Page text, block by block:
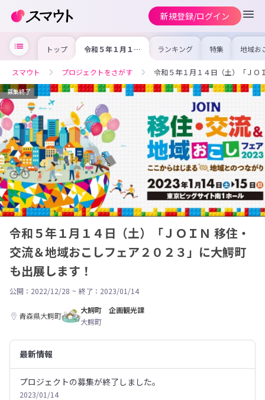
新規登録/ログイン
トップ 令和５年１月１４
日（土）「ＪＯＩ
地域おこしフェア
２０２３」に大鰐
町も出展します！
ランキング 特集 地域お
の求
を集め
事内
を比
合った
けよう
スマウト プロジェクトをさがす 令和５年１月１４日（土）「ＪＯ
募集終了
令和５年１月１４日（土）「ＪＯＩＮ 移住・
交流＆地域おこしフェア２０２３」に大鰐町
も出展します！
公開：2022/12/28 ~ 終了：2023/01/14
青森県大鰐町
大鰐町 企画観光課
大鰐町
最新情報
プロジェクトの募集が終了しました。
2023/01/14